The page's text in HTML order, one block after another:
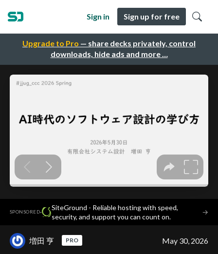
Upgrade to Pro — share decks privately, control
downloads, hide ads and more …
Sign in Sign up for free
SPONSORED·
SiteGround - Reliable hosting with speed,
security, and support you can count on.
→
増田 亨 PRO May 30, 2026